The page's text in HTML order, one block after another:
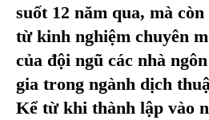
suốt 12 năm qua, mà
từ kinh nghiệm chuyên
của đội ngũ các nhà
gia trong ngành dịch
Kể từ khi thành lập vào